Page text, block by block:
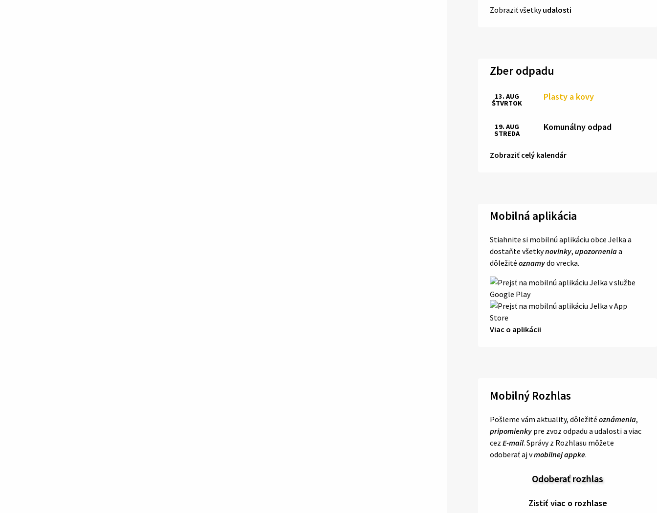
Zobraziť všetkyudalosti
Zber odpadu
Plasty a kovy
13. AUG
ŠTVRTOK
Komunálny odpad
19. AUG
STREDA
Zobraziť celý kalendár
Mobilná aplikácia
Stiahnite si mobilnú aplikáciu obce Jelka a
dostaňte všetkynovinky, upozorneniaa
dôležité oznamydo vrecka.
Viac o aplikácii
Mobilný Rozhlas
Pošleme vám aktuality, dôležité oznámenia,
pripomienky pre zvoz odpadu a udalosti a viac
cez E-mail. Správy z Rozhlasu môžete
odoberať aj vmobilnej appke.
Odoberať rozhlas
Zistiť viac o rozhlase